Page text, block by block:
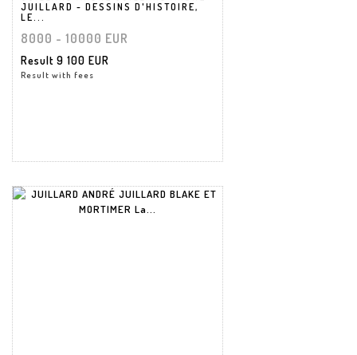
JUILLARD - DESSINS D'HISTOIRE,
LE...
8000 - 10000 EUR
Result 9 100 EUR
Result with fees